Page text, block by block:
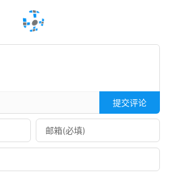
提交评论